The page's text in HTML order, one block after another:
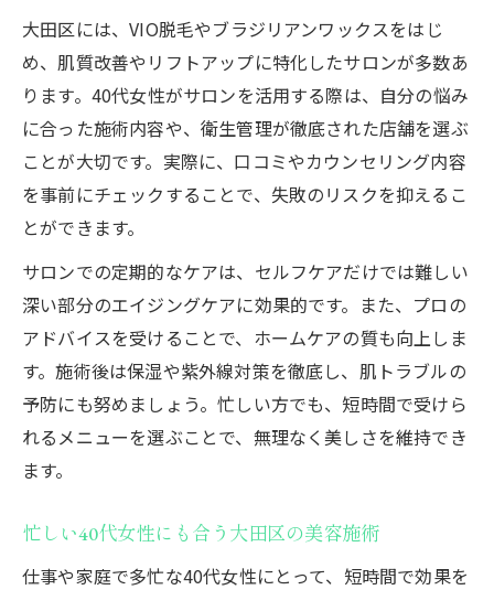
大田区には、VIO脱毛やブラジリアンワックスをはじ
め、肌質改善やリフトアップに特化したサロンが多数あ
ります。40代女性がサロンを活用する際は、自分の悩み
に合った施術内容や、衛生管理が徹底された店舗を選ぶ
ことが大切です。実際に、口コミやカウンセリング内容
を事前にチェックすることで、失敗のリスクを抑えるこ
とができます。
サロンでの定期的なケアは、セルフケアだけでは難しい
深い部分のエイジングケアに効果的です。また、プロの
アドバイスを受けることで、ホームケアの質も向上しま
す。施術後は保湿や紫外線対策を徹底し、肌トラブルの
予防にも努めましょう。忙しい方でも、短時間で受けら
れるメニューを選ぶことで、無理なく美しさを維持でき
ます。
忙しい40代女性にも合う大田区の美容施術
仕事や家庭で多忙な40代女性にとって、短時間で効果を